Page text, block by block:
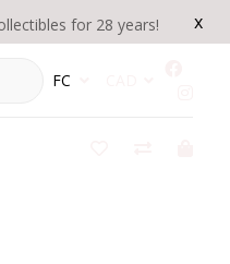
x
for 28 years!
FC